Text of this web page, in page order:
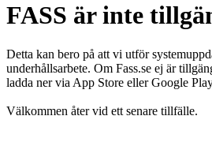
FASS är inte
Detta kan bero på att vi utför
underhållsarbete. Om Fass.se ej är
ladda ner via App Store eller Google
Välkommen åter vid ett senare tillfälle.